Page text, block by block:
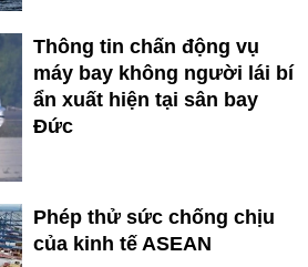
Thông tin chấn động vụ
máy bay không người lái bí
ẩn xuất hiện tại sân bay
Đức
Phép thử sức chống chịu
của kinh tế ASEAN